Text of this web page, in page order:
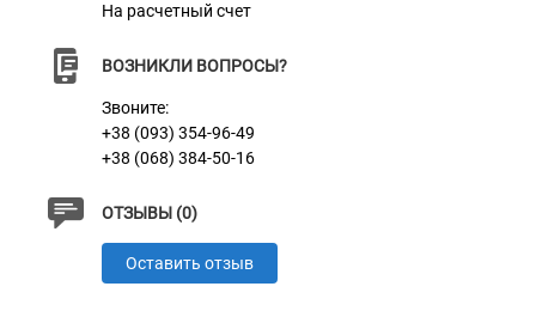
На расчетный счет
ВОЗНИКЛИ ВОПРОСЫ?
Звоните:
+38 (093) 354-96-49
+38 (068) 384-50-16
ОТЗЫВЫ (0)
Оставить отзыв